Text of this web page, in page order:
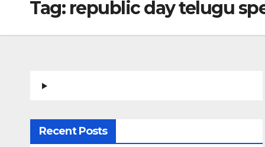
Tag: republic day telugu
Recent Posts